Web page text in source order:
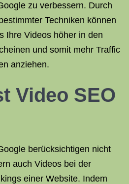
zu verbessern. Durch
Techniken können
Ihre Videos höher in den
und somit mehr Traffic
anziehen.
Video SEO
berücksichtigen nicht
auch Videos bei der
einer Website. Indem